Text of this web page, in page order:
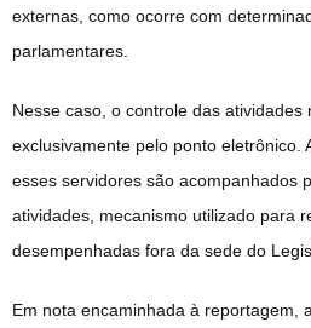
externas, como ocorre com
parlamentares.
Nesse caso, o controle das atividades
exclusivamente pelo ponto eletrônico.
esses servidores são acompanhados
atividades, mecanismo utilizado para
desempenhadas fora da sede do
Em nota encaminhada à reportagem,